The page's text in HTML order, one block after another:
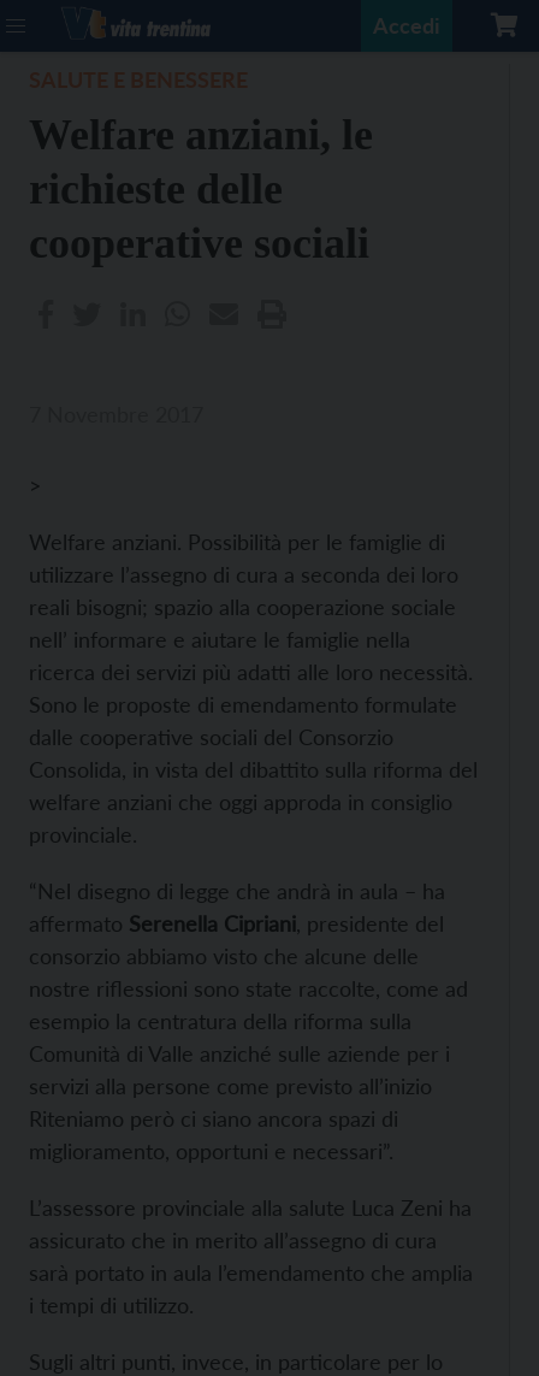
Accedi
Welfare anziani, le
richieste delle
cooperative sociali
>
Welfare anziani. Possibilità per le famiglie di
utilizzare l’assegno di cura a seconda dei loro
reali bisogni; spazio alla cooperazione sociale
nell’ informare e aiutare le famiglie nella
ricerca dei servizi più adatti alle loro necessità.
Sono le proposte di emendamento formulate
dalle cooperative sociali del Consorzio
Consolida, in vista del dibattito sulla riforma del
welfare anziani che oggi approda in consiglio
provinciale.
“Nel disegno di legge che andrà in aula – ha
affermato Serenella Cipriani , presidente del
consorzio abbiamo visto che alcune delle
nostre riflessioni sono state raccolte, come ad
esempio la centratura della riforma sulla
Comunità di Valle anziché sulle aziende per i
servizi alla persone come previsto all’inizio
Riteniamo però ci siano ancora spazi di
miglioramento, opportuni e necessari”.
L’assessore provinciale alla salute Luca Zeni ha
assicurato che in merito all’assegno di cura
sarà portato in aula l’emendamento che amplia
i tempi di utilizzo.
Sugli altri punti, invece, in particolare per lo